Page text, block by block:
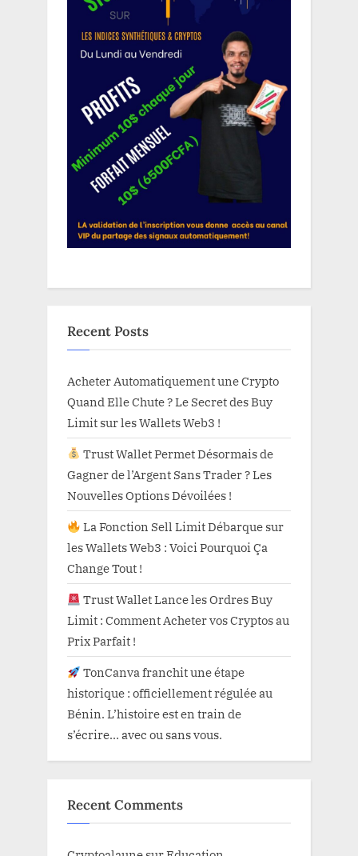
Recent Posts
Acheter Automatiquement une Crypto
Quand Elle Chute ? Le Secret des Buy
Limit sur les Wallets Web3 !
Trust Wallet Permet Désormais de
Gagner de l’Argent Sans Trader ? Les
Nouvelles Options Dévoilées !
La Fonction Sell Limit Débarque sur
les Wallets Web3 : Voici Pourquoi Ça
Change Tout !
Trust Wallet Lance les Ordres Buy
Limit : Comment Acheter vos Cryptos au
Prix Parfait !
TonCanva franchit une étape
historique : officiellement régulée au
Bénin. L’histoire est en train de
s’écrire… avec ou sans vous.
Recent Comments